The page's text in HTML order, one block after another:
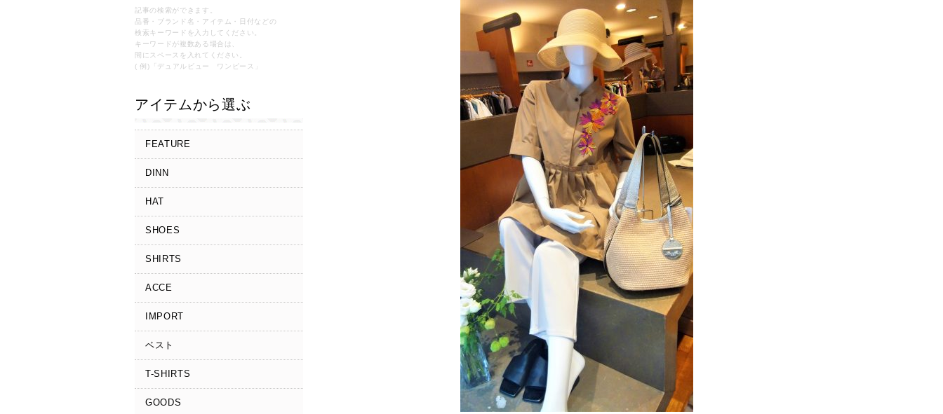
記事の検索ができます。
品番・ブランド名・アイテム・日付などの
検索キーワードを入力してください。
キーワードが複数ある場合は、
間にスペースを入れてください。
( 例)「デュアルビュー ワンピース」
アイテムから選ぶ
FEATURE
DINN
HAT
SHOES
SHIRTS
ACCE
IMPORT
ベスト
T-SHIRTS
GOODS